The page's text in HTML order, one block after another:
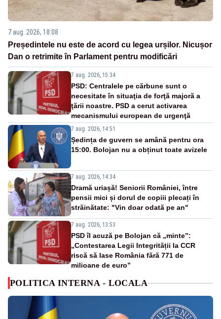
7 aug. 2026, 18:08
Președintele nu este de acord cu legea urșilor. Nicușor
Dan o retrimite în Parlament pentru modificări
7 aug. 2026, 15:34
PSD: Centralele pe cărbune sunt o
necesitate în situaţia de forţă majoră a
ţării noastre. PSD a cerut activarea
mecanismului european de urgenţă
7 aug. 2026, 14:51
Ședința de guvern se amână pentru ora
15:00. Bolojan nu a obținut toate avizele
7 aug. 2026, 14:34
Dramă uriașă! Seniorii României, între
pensii mici și dorul de copiii plecați în
străinătate: "Vin doar odată pe an"
7 aug. 2026, 13:53
PSD îl acuză pe Bolojan că „minte”:
„Contestarea Legii Integrității la CCR
riscă să lase România fără 771 de
milioane de euro”
POLITICA INTERNA - LOCALA